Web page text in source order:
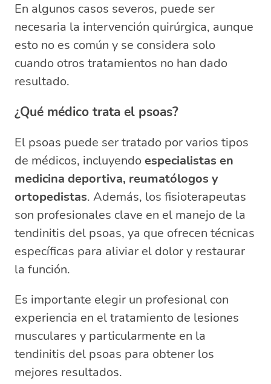
En algunos casos severos, puede ser
necesaria la intervención quirúrgica, aunque
esto no es común y se considera solo
cuando otros tratamientos no han dado
resultado.
¿Qué médico trata el psoas?
El psoas puede ser tratado por varios tipos
de médicos, incluyendoespecialistas en
medicina deportiva, reumatólogos y
ortopedistas. Además, los fisioterapeutas
son profesionales clave en el manejo de la
tendinitis del psoas, ya que ofrecen técnicas
específicas para aliviar el dolor y restaurar
la función.
Es importante elegir un profesional con
experiencia en el tratamiento de lesiones
musculares y particularmente en la
tendinitis del psoas para obtener los
mejores resultados.